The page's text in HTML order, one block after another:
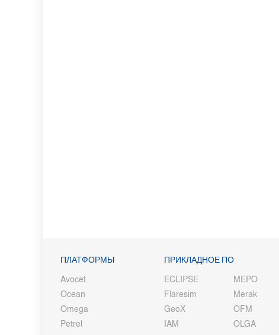
ПЛАТФОРМЫ
Avocet
Ocean
Omega
Petrel
ПРИКЛАДНОЕ ПО
ECLIPSE
Flaresim
GeoX
IAM
MEPO
Merak
OFM
OLGA